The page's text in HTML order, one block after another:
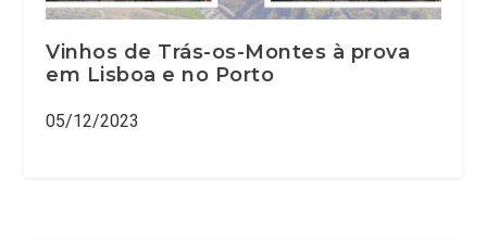
Vinhos de Trás-os-Montes à prova
em Lisboa e no Porto
05/12/2023